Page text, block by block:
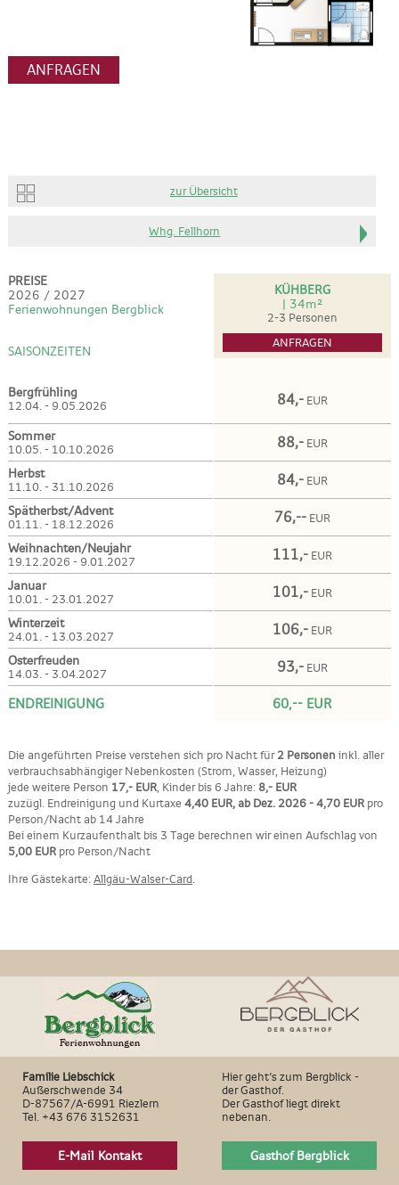
ANFRAGEN
zur Übersicht
Whg. Fellhorn
PREISE
2026 / 2027
Ferienwohnungen Bergblick
KÜHBERG
| 34m²
2-3 Personen
SAISONZEITEN
ANFRAGEN
Bergfrühling
12.04. - 9.05.2026 84,-EUR
Sommer
10.05. - 10.10.2026 88,-EUR
Herbst
11.10. - 31.10.2026 84,-EUR
Spätherbst/Advent
01.11. - 18.12.2026 76,--EUR
Weihnachten/Neujahr
19.12.2026 - 9.01.2027 111,-EUR
Januar
10.01. - 23.01.2027 101,-EUR
Winterzeit
24.01. - 13.03.2027 106,-EUR
Osterfreuden
14.03. - 3.04.2027 93,-EUR
ENDREINIGUNG 60,-- EUR
Die angeführten Preise verstehen sich pro Nacht für 2 Personen inkl. aller
verbrauchsabhängiger Nebenkosten (Strom, Wasser, Heizung)
jede weitere Person 17,- EUR, Kinder bis 6 Jahre: 8,- EUR
zuzügl. Endreinigung und Kurtaxe 4,40 EUR, ab Dez. 2026 - 4,70 EURpro
Person/Nacht ab 14 Jahre
Bei einem Kurzaufenthalt bis 3 Tage berechnen wir einen Aufschlag von
5,00 EUR pro Person/Nacht
Ihre Gästekarte: Allgäu-Walser-Card
Familie Liebschick
Außerschwende 34
D-87567/A-6991 Riezlern
Tel. +43 676 3152631
E-Mail Kontakt
Hier geht‘s zum Bergblick -
der Gasthof.
Der Gasthof liegt direkt
nebenan.
Gasthof Bergblick